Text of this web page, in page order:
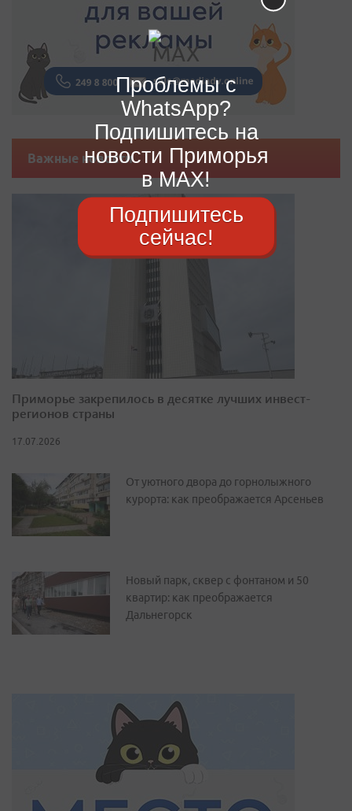
Важные новости
Приморье закрепилось в десятке лучших инвест-
регионов страны
17.07.2026
От уютного двора до горнолыжного
курорта: как преображается Арсеньев
Новый парк, сквер с фонтаном и 50
квартир: как преображается
Дальнегорск
Проблемы с
WhatsApp?
Подпишитесь на
новости Приморья
в MAX!
Подпишитесь
сейчас!